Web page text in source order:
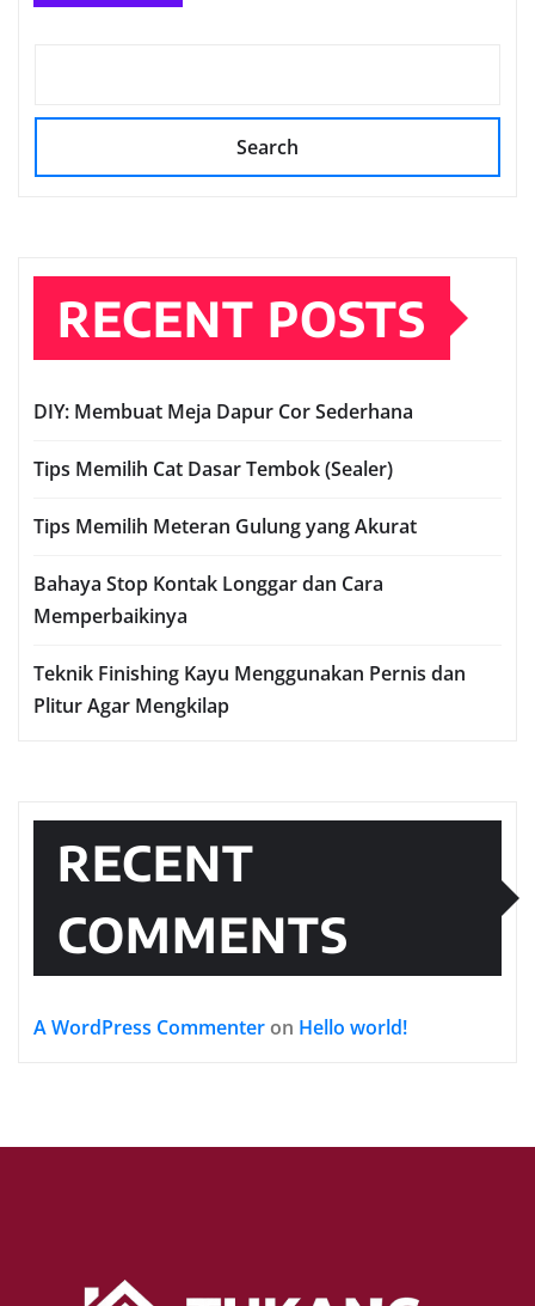
Search
RECENT POSTS
DIY: Membuat Meja Dapur Cor Sederhana
Tips Memilih Cat Dasar Tembok (Sealer)
Tips Memilih Meteran Gulung yang Akurat
Bahaya Stop Kontak Longgar dan Cara
Memperbaikinya
Teknik Finishing Kayu Menggunakan Pernis dan
Plitur Agar Mengkilap
RECENT
COMMENTS
A WordPress Commenter on Hello world!